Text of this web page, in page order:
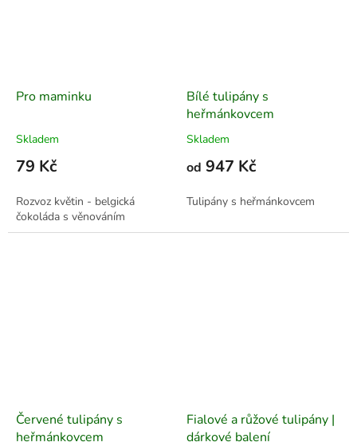
Pro maminku
Skladem
79 Kč
Rozvoz květin - belgická
čokoláda s věnováním
Bílé tulipány s
heřmánkovcem
Skladem
od 947 Kč
Tulipány s heřmánkovcem
Červené tulipány s
heřmánkovcem
Fialové a růžové tulipány |
dárkové balení